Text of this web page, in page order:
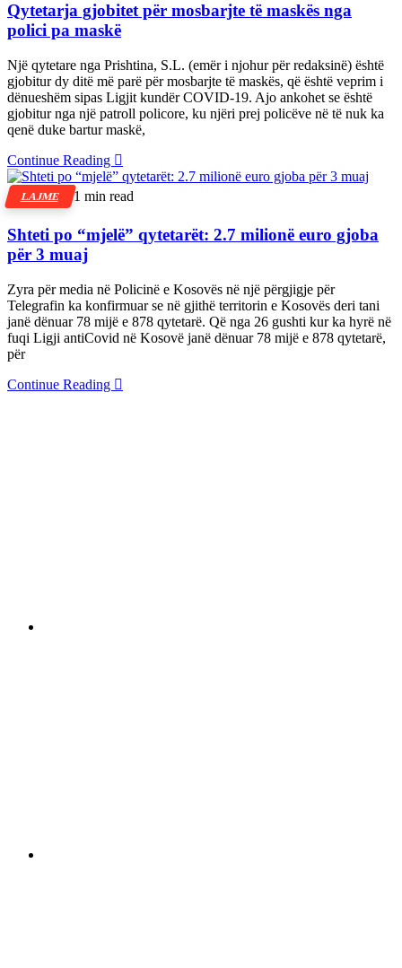
Qytetarja gjobitet për mosbarjte të maskës nga
polici pa maskë
Një qytetare nga Prishtina, S.L. (emër i njohur për redaksinë) është
gjobitur dy ditë më parë për mosbarjte të maskës, që është veprim i
dënueshëm sipas Ligjit kundër COVID-19. Ajo ankohet se është
gjobitur nga një patroll policore, ku njëri prej policëve në të nuk ka
qenë duke bartur maskë,
Continue Reading
LAJME 1 min read
Shteti po “mjelë” qytetarët: 2.7 milionë euro gjoba
për 3 muaj
Zyra për media në Policinë e Kosovës në një përgjigje për
Telegrafin ka konfirmuar se në gjithë territorin e Kosovës deri tani
janë dënuar 78 mijë e 878 qytetarë. Që nga 26 gushti kur ka hyrë në
fuqi Ligji antiCovid në Kosovë janë dënuar 78 mijë e 878 qytetarë,
për
Continue Reading